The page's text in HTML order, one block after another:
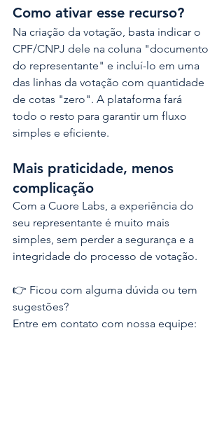
Como ativar esse recurso?
Na criação da votação, basta indicar o
CPF/CNPJ dele na coluna "documento
do representante" e incluí-lo em uma
das linhas da votação com quantidade
de cotas "zero". A plataforma fará
todo o resto para garantir um fluxo
simples e eficiente.
Mais praticidade, menos
complicação
Com a Cuore Labs, a experiência do
seu representante é muito mais
simples, sem perder a segurança e a
integridade do processo de votação.
👉 Ficou com alguma dúvida ou tem
sugestões?
Entre em contato com nossa equipe: